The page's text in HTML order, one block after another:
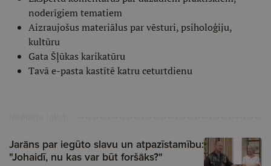
noderīgiem tematiem
Aizraujošus materiālus par vēsturi, psiholoģiju,
kultūru
Gata Šļūkas karikatūru
Tavā e-pasta kastītē katru ceturtdienu
Jarāns par iegūto slavu un atpazīstamību:
"Johaidī, nu kas var būt foršāks?"